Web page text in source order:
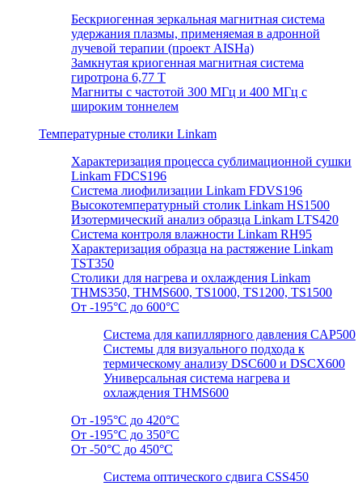
Бескриогенная зеркальная магнитная система
удержания плазмы, применяемая в адронной
лучевой терапии (проект AISHa)
Замкнутая криогенная магнитная система
гиротрона 6,77 T
Магниты с частотой 300 МГц и 400 МГц с
широким тоннелем
Температурные столики Linkam
Характеризация процесса сублимационной сушки
Linkam FDCS196
Система лиофилизации Linkam FDVS196
Высокотемпературный столик Linkam HS1500
Изотермический анализ образца Linkam LTS420
Система контроля влажности Linkam RH95
Характеризация образца на растяжение Linkam
TST350
Столики для нагрева и охлаждения Linkam
THMS350, THMS600, TS1000, TS1200, TS1500
От -195°C до 600°C
Система для капиллярного давления CAP500
Системы для визуального подхода к
термическому анализу DSC600 и DSCX600
Универсальная система нагрева и
охлаждения THMS600
От -195°C до 420°C
От -195°C до 350°C
От -50°C до 450°C
Система оптического сдвига CSS450